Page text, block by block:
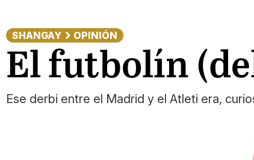
SHANGAY OPINIÓN
El futbolín
Ese derbi entre el Madrid y el Atleti era,